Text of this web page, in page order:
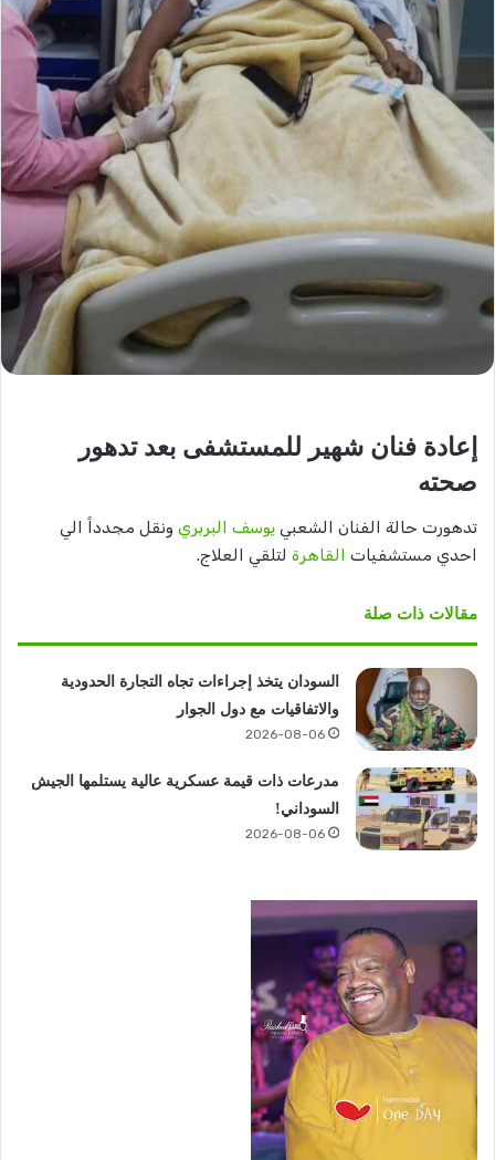
إعادة فنان شهير للمستشفى بعد تدهور
صحته
تدهورت حالة الفنان الشعبي يوسف البربري ونقل مجدداً الي
احدي مستشفيات القاهرة لتلقي العلاج.
مقالات ذات صلة
السودان يتخذ إجراءات تجاه التجارة الحدودية
والاتفاقيات مع دول الجوار
2026-08-06
مدرعات ذات قيمة عسكرية عالية يستلمها الجيش
السوداني!
2026-08-06